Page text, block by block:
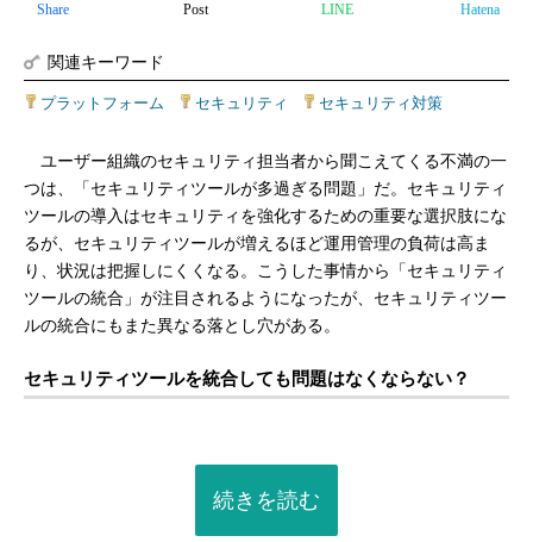
Share Post LINE Hatena
関連キーワード
プラットフォーム セキュリティ セキュリティ対策
ユーザー組織のセキュリティ担当者から聞こえてくる不満の一
つは、「セキュリティツールが多過ぎる問題」だ。セキュリティ
ツールの導入はセキュリティを強化するための重要な選択肢にな
るが、セキュリティツールが増えるほど運用管理の負荷は高ま
り、状況は把握しにくくなる。こうした事情から「セキュリティ
ツールの統合」が注目されるようになったが、セキュリティツー
ルの統合にもまた異なる落とし穴がある。
セキュリティツールを統合しても問題はなくならない？
続きを読む